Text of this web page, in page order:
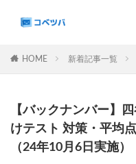
HOME 新着記事一覧
【バックナンバー】
けテスト 対策・平均
（24年10月6日実施）
カテゴリー